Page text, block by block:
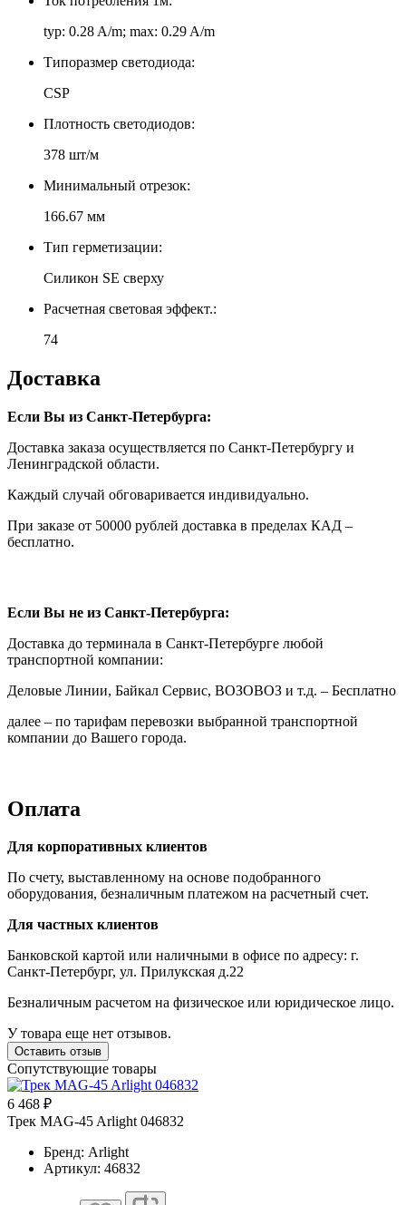
typ: 0.28 A/m; max: 0.29 A/m
Типоразмер светодиода:
CSP
Плотность светодиодов:
378 шт/м
Минимальный отрезок:
166.67 мм
Тип герметизации:
Силикон SE сверху
Расчетная световая эффект.:
74
Доставка
Если Вы из Санкт-Петербурга:
Доставка заказа осуществляется по Санкт-Петербургу и
Ленинградской области.
Каждый случай обговаривается индивидуально.
При заказе от 50000 рублей доставка в пределах КАД –
бесплатно.
Если Вы не из Санкт-Петербурга:
Доставка до терминала в Санкт-Петербурге любой
транспортной компании:
Деловые Линии, Байкал Сервис, ВОЗОВОЗ и т.д. – Бесплатно
далее – по тарифам перевозки выбранной транспортной
компании до Вашего города.
Оплата
Для корпоративных клиентов
По счету, выставленному на основе подобранного
оборудования, безналичным платежом на расчетный счет.
Для частных клиентов
Банковской картой или наличными в офисе по адресу: г.
Санкт-Петербург, ул. Прилукская д.22
Безналичным расчетом на физическое или юридическое лицо.
У товара еще нет отзывов.
Оставить отзыв
Сопутствующие товары
6 468 ₽
Трек MAG-45 Arlight 046832
Бренд: Arlight
Артикул: 46832